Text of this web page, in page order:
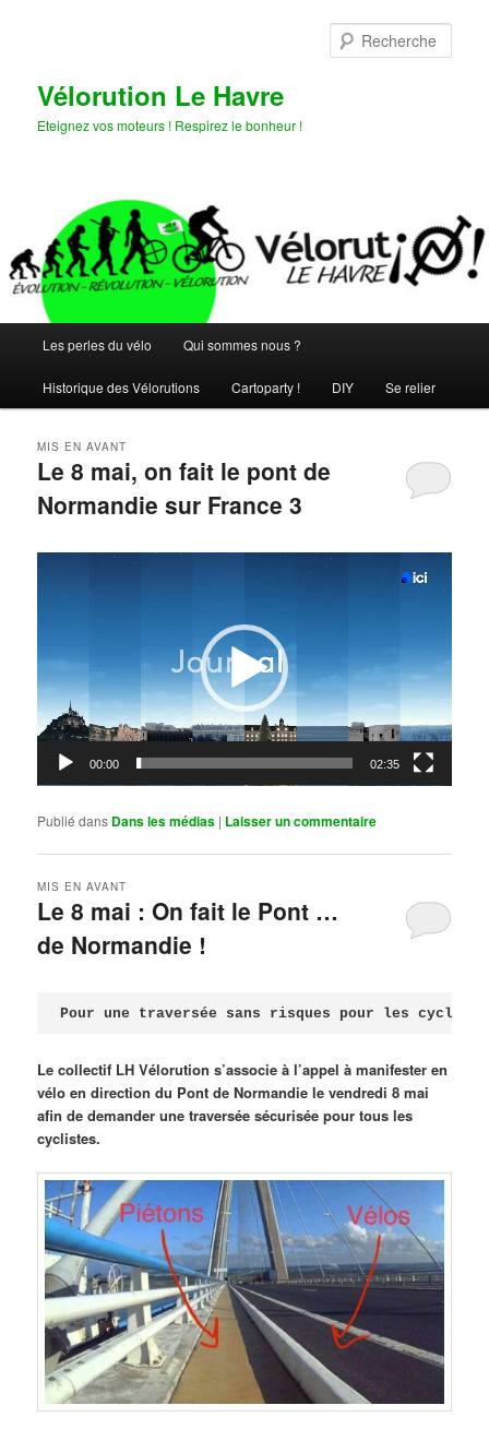
Vélorution Le Havre
Eteignez vos moteurs ! Respirez le bonheur !
principal
Les perles du vélo Qui sommes nous ?
Historique des Vélorutions Cartoparty ! DIY Se relier
Le 8 mai, on fait le pont de
Normandie sur France 3
MIS EN AVANT
00:00 02:35
Publié dans Dans les médias | Laisser un commentaire
Le 8 mai : On fait le Pont …
de Normandie !
MIS EN AVANT
Pour une traversée sans risques pour les
Le collectif LH Vélorution s’associe à l’appel à manifester en
vélo en direction du Pont de Normandie le vendredi 8 mai
afin de demander une traversée sécurisée pour tous les
cyclistes.